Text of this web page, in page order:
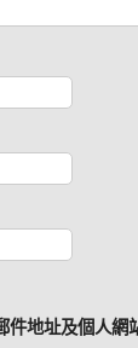
件地址及個人網